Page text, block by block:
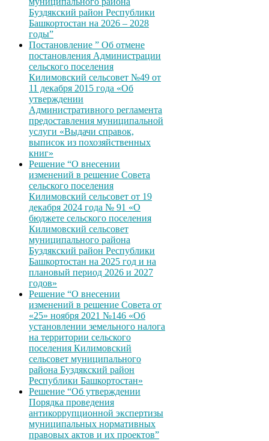
Буздякский район Республики
Башкортостан на 2026 – 2028
годы”
Постановление ” Об отмене
постановления Администрации
сельского поселения
Килимовский сельсовет №49 от
11 декабря 2015 года «Об
утверждении
Административного регламента
предоставления муниципальной
услуги «Выдачи справок,
выписок из похозяйственных
книг»
Решение “О внесении
изменений в решение Совета
сельского поселения
Килимовский сельсовет от 19
декабря 2024 года № 91 «О
бюджете сельского поселения
Килимовский сельсовет
муниципального района
Буздякский район Республики
Башкортостан на 2025 год и на
плановый период 2026 и 2027
годов»
Решение “О внесении
изменений в решение Совета от
«25» ноября 2021 №146 «Об
установлении земельного налога
на территории сельского
поселения Килимовский
сельсовет муниципального
района Буздякский район
Республики Башкортостан»
Решение “Об утверждении
Порядка проведения
антикоррупционной экспертизы
муниципальных нормативных
правовых актов и их проектов”